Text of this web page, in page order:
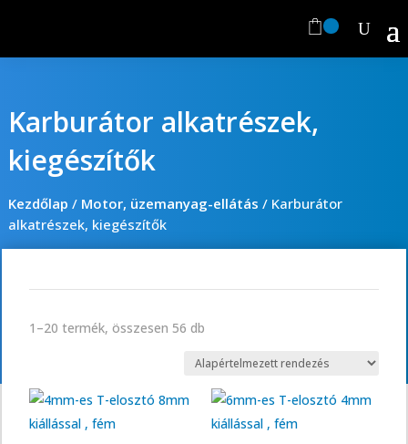
Karburátor alkatrészek,
kiegészítők
Kezdőlap / Motor, üzemanyag-ellátás / Karburátor
alkatrészek, kiegészítők
1–20 termék, összesen 56 db